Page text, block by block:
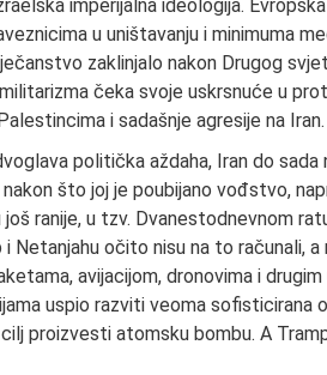
imperijalna ideologija.
u uništavanju i minimuma
zaklinjalo nakon Drugog
čeka svoje uskrsnuće u
i sadašnje agresije na Iran.
politička aždaha, Iran do sada
što joj je poubijano vođstvo,
ranije, u tzv. Dvanestodnevnom
očito nisu na to računali, a
avijacijom, dronovima i
uspio razviti veoma sofisticirana
proizvesti atomsku bombu. A